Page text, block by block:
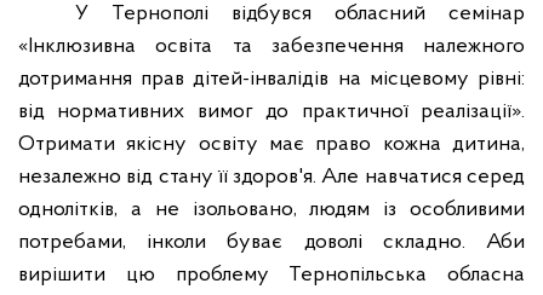
У Тернополі відбувся обласний семінар
«Інклюзивна освіта та забезпечення належного
дотримання прав дітей-інвалідів на місцевому рівні:
від нормативних вимог до практичної реалізації».
Отримати якісну освіту має право кожна дитина,
незалежно від стану її здоров'я. Але навчатися серед
однолітків, а не ізольовано, людям із особливими
потребами, інколи буває доволі складно. Аби
вирішити цю проблему
Тернопільська обласна